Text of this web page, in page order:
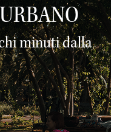
minuti dalla